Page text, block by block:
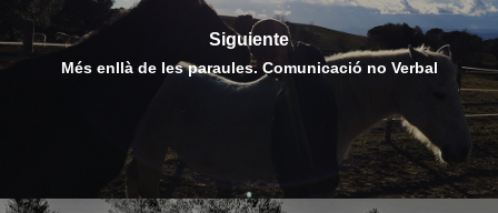
Siguiente
Més enllà de les paraules. Comunicació no Verbal